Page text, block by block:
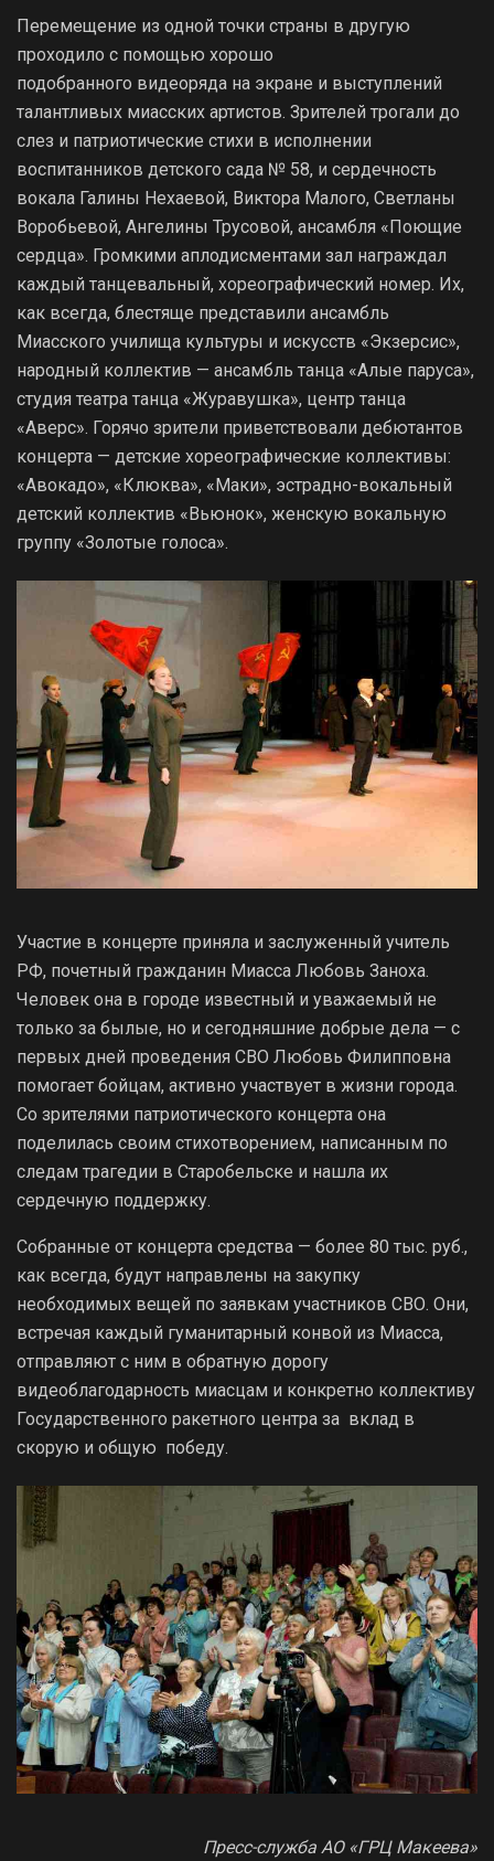
Перемещение из одной точки страны в другую
проходило с помощью хорошо
подобранного видеоряда на экране и выступлений
талантливых миасских артистов. Зрителей трогали до
слез и патриотические стихи в исполнении
воспитанников детского сада № 58, и сердечность
вокала Галины Нехаевой, Виктора Малого, Светланы
Воробьевой, Ангелины Трусовой, ансамбля «Поющие
сердца». Громкими аплодисментами зал награждал
каждый танцевальный, хореографический номер. Их,
как всегда, блестяще представили ансамбль
Миасского училища культуры и искусств «Экзерсис»,
народный коллектив — ансамбль танца «Алые паруса»,
студия театра танца «Журавушка», центр танца
«Аверс». Горячо зрители приветствовали дебютантов
концерта — детские хореографические коллективы:
«Авокадо», «Клюква», «Маки», эстрадно-вокальный
детский коллектив «Вьюнок», женскую вокальную
группу «Золотые голоса».
Участие в концерте приняла и заслуженный учитель
РФ, почетный гражданин Миасса Любовь Заноха.
Человек она в городе известный и уважаемый не
только за былые, но и сегодняшние добрые дела — с
первых дней проведения СВО Любовь Филипповна
помогает бойцам, активно участвует в жизни города.
Со зрителями патриотического концерта она
поделилась своим стихотворением, написанным по
следам трагедии в Старобельске и нашла их
сердечную поддержку.
Собранные от концерта средства — более 80 тыс. руб.,
как всегда, будут направлены на закупку
необходимых вещей по заявкам участников СВО. Они,
встречая каждый гуманитарный конвой из Миасса,
отправляют с ним в обратную дорогу
видеоблагодарность миасцам и конкретно коллективу
Государственного ракетного центра за вклад в
скорую и общую победу.
Пресс-служба АО «ГРЦ Макеева»